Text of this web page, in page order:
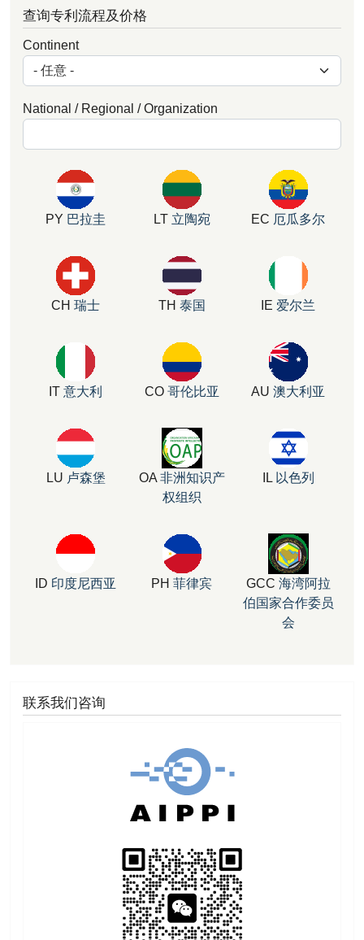
查询专利流程及价格
Continent
National / Regional / Organization
PY 巴拉圭 LT 立陶宛 EC 厄瓜多尔
CH 瑞士 TH 泰国 IE 爱尔兰
IT 意大利 CO 哥伦比亚 AU 澳大利亚
LU 卢森堡 OA 非洲知识产
权组织
IL 以色列
ID 印度尼西亚 PH 菲律宾 GCC 海湾阿拉
伯国家合作委员
会
联系我们咨询